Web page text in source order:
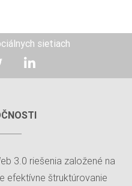
sietiach
3.0 riešenia založené na
efektívne štruktúrovanie